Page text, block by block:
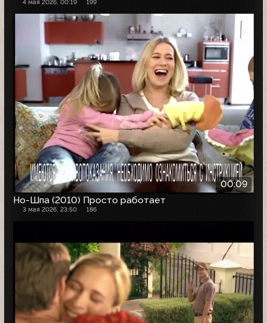
4 мая 2026, 00:19 199
00:09
Но-Шпа (2010) Просто работает
3 мая 2026, 23:50 186